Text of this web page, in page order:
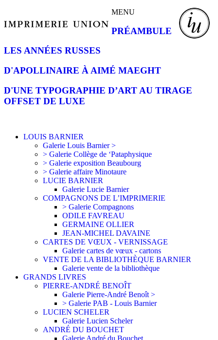
MENU
PRÉAMBULE
LES ANNÉES RUSSES
D'APOLLINAIRE À AIMÉ MAEGHT
D'UNE TYPOGRAPHIE D’ART AU TIRAGE
OFFSET DE LUXE
LOUIS BARNIER
Galerie Louis Barnier >
> Galerie Collège de ‘Pataphysique
> Galerie exposition Beaubourg
> Galerie affaire Minotaure
LUCIE BARNIER
Galerie Lucie Barnier
COMPAGNONS DE L’IMPRIMERIE
> Galerie Compagnons
ODILE FAVREAU
GERMAINE OLLIER
JEAN-MICHEL DAVAINE
CARTES DE VŒUX - VERNISSAGE
Galerie cartes de vœux - cartons
VENTE DE LA BIBLIOTHÈQUE BARNIER
Galerie vente de la bibliothèque
GRANDS LIVRES
PIERRE-ANDRÉ BENOÎT
Galerie Pierre-André Benoît >
> Galerie PAB - Louis Barnier
LUCIEN SCHELER
Galerie Lucien Scheler
ANDRÉ DU BOUCHET
Galerie André du Bouchet